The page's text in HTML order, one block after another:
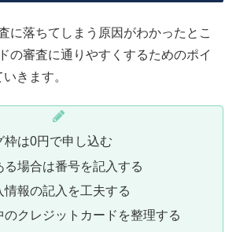
に落ちてしまう原因がわかったとこ
の審査に通りやすくするためのポイ
きます。
枠は0円で申し込む
る場合は番号を記入する
情報の記入を工夫する
のクレジットカードを整理する